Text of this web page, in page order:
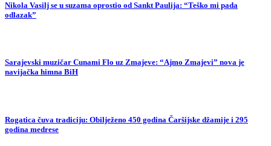
Nikola Vasilj se u suzama oprostio od Sankt Paulija: “Teško mi pada
odlazak”
Sarajevski muzičar Cunami Flo uz Zmajeve: “Ajmo Zmajevi” nova je
navijačka himna BiH
Rogatica čuva tradiciju: Obilježeno 450 godina Čaršijske džamije i 295
godina medrese